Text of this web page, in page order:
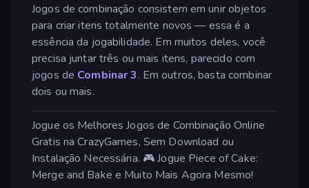
Jogos de combinação consistem em unir objetos
para criar itens totalmente novos — essa é a
essência da jogabilidade. Em muitos deles, você
precisa juntar três ou mais itens, parecido com
jogos de Combinar 3. Em outros, basta combinar
dois ou mais.
Jogue os Melhores Jogos de Combinação Online
Gratis na CrazyGames, Sem Download ou
Instalação Necessária. 🎮 Jogue Piece of Cake:
Merge and Bake e Muito Mais Agora Mesmo!